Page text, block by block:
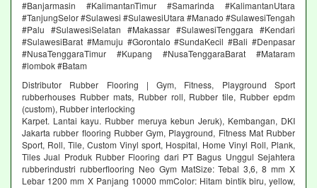
#Banjarmasin #KalimantanTimur #Samarinda #KalimantanUtara
#TanjungSelor #Sulawesi #SulawesiUtara #Manado #SulawesiTengah
#Palu #SulawesiSelatan #Makassar #SulawesiTenggara #Kendari
#SulawesiBarat #Mamuju #Gorontalo #SundaKecil #Bali #Denpasar
#NusaTenggaraTimur #Kupang #NusaTenggaraBarat #Mataram
#lombok #Batam
Distributor Rubber Flooring | Gym, Fitness, Playground Sport
rubberhouses Rubber mats, Rubber roll, Rubber tile, Rubber epdm
(custom), Rubber interlocking
Karpet. Lantai kayu. Rubber meruya kebun Jeruk), Kembangan, DKI
Jakarta rubber flooring Rubber Gym, Playground, Fitness Mat Rubber
Sport, Roll, Tile, Custom Vinyl sport, Hospital, Home Vinyl Roll, Plank,
Tiles Jual Produk Rubber Flooring dari PT Bagus Unggul Sejahtera
rubberindustri rubberflooring Neo Gym MatSize: Tebal 3,6, 8 mm X
Lebar 1200 mm X Panjang 10000 mmColor: Hitam bintik biru, yellow,